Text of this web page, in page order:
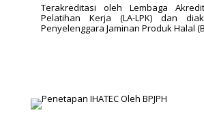
Terakreditasi oleh Lembaga
Pelatihan Kerja (LA-LPK) dan
Penyelenggara Jaminan Produk Halal